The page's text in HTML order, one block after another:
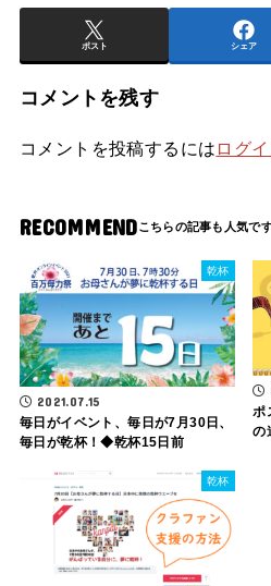
ポスト シェア
コメントを残す
コメントを投稿するには ログ
RECOMMEND
乾杯
2021.07.15
毎日がイベント、毎日が7月30日、
毎日が乾杯！◆乾杯15日前
ポ
の
乾杯